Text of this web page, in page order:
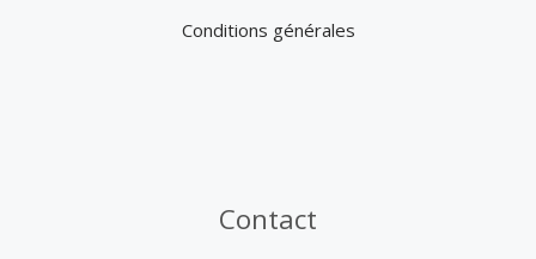
Conditions générales
Contact